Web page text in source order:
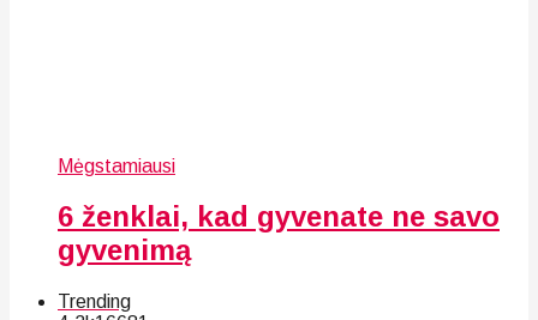
Mėgstamiausi
6 ženklai, kad gyvenate ne savo
gyvenimą
Trending